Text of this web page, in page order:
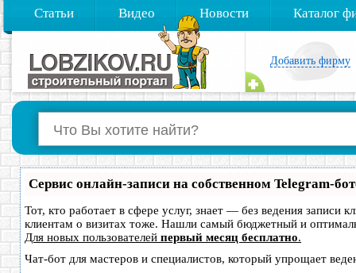
Статьи Видео Новости Каталог
Добавить фирму
Сервис онлайн-записи на собственном Telegram-
Тот, кто работает в сфере услуг, знает — без ведения записи
клиентам о визитах тоже. Нашли самый бюджетный и
Для новых пользователей первый месяц бесплатно.
Чат-бот для мастеров и специалистов, который упрощает